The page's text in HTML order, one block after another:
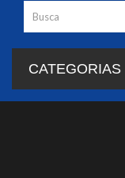
CATEGORIAS